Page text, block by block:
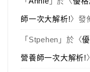
師一次大解析!〉發
「 Stpehen 」於〈
營養師一次大解析!